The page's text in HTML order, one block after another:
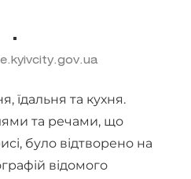
їдальня та кухня.
та речами, що
було відтворено на
відомого